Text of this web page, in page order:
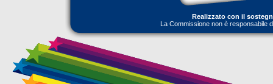
Realizzato con il
La Commissione non è responsabile